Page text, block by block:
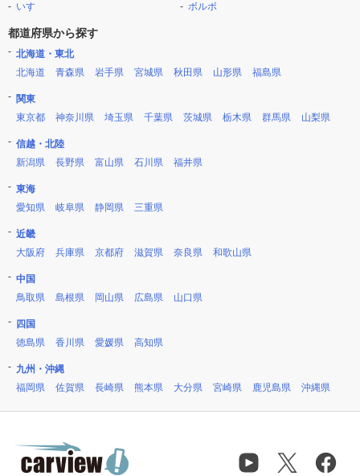
いすゞ
ボルボ
都道府県から探す
北海道・東北
北海道
青森県 岩手県 宮城県 秋田県 山形県 福島県
関東
東京都
神奈川県 埼玉県 千葉県 茨城県 栃木県 群馬県 山梨県
信越・北陸
新潟県
長野県 富山県 石川県 福井県
東海
愛知県
岐阜県 静岡県 三重県
近畿
大阪府
兵庫県 京都府 滋賀県 奈良県 和歌山県
中国
鳥取県
島根県 岡山県 広島県 山口県
四国
徳島県
香川県 愛媛県 高知県
九州・沖縄
福岡県
佐賀県 長崎県 熊本県 大分県 宮崎県 鹿児島県 沖縄県